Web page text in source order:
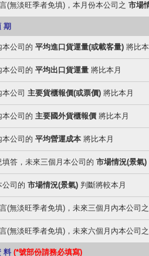
(無淡旺季者免填)，本月份本公司之 市場
期
本公司的 平均進口貨運量(或載客量)將比
本公司的 平均出口貨運量將比本月
公司 主要貨櫃報價(或票價)將比本月
本公司的 主要國外貨櫃報價將比本月
本公司的 平均營運成本將比本月
答，未來三個月本公司的 市場情況(景氣)
公司的 市場情況(景氣)判斷將較本月
(無淡旺季者免填)，未來三個月內本公司
(無淡旺季者免填)，未來六個月內本公司
料 (*號部份請務必填寫)